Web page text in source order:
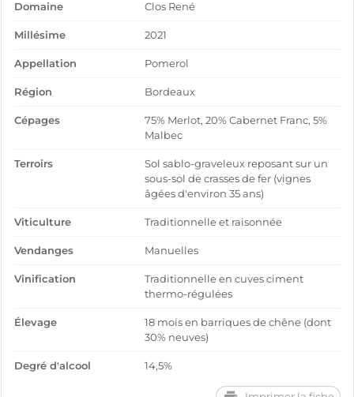
Domaine Clos René
Millésime 2021
Appellation Pomerol
Région Bordeaux
Cépages
75% Merlot, 20% Cabernet Franc, 5%
Malbec
Terroirs
Sol sablo-graveleux reposant sur un
sous-sol de crasses de fer (vignes
âgées d'environ 35 ans)
Viticulture Traditionnelle et raisonnée
Vendanges Manuelles
Vinification
Traditionnelle en cuves ciment
thermo-régulées
Élevage
18 mois en barriques de chêne (dont
30% neuves)
Degré d'alcool 14,5%